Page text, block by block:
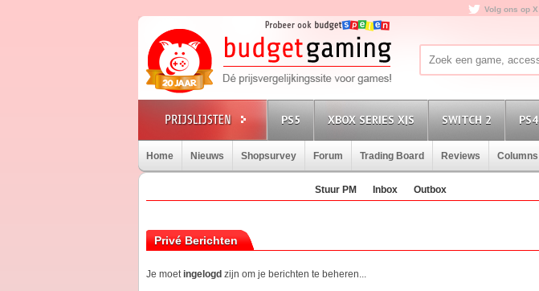
Volg ons op X
PS5 XBOX SERIES X|S SWITCH 2 PS4
Home Nieuws Shopsurvey Forum Trading Board Reviews Columns
Stuur PM Inbox Outbox
Privé Berichten
Je moetingelogd zijn om je berichten te beheren...